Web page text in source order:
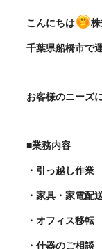
こんにちは 株
千葉県船橋市で
お客様のニーズ
■業務内容
・引っ越し作
・家具・家電配
・オフィス移
・什器のご相談